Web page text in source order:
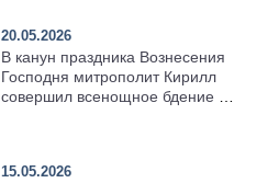
20.05.2026
В канун праздника Вознесения
Господня митрополит Кирилл
совершил всенощное бдение в
15.05.2026